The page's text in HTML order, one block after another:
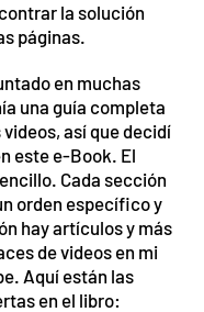
la solución
páginas.
en muchas
una guía completa
así que decidí
este e-Book. El
Cada sección
orden específico y
hay artículos y más
de videos en mi
Aquí están las
en el libro: